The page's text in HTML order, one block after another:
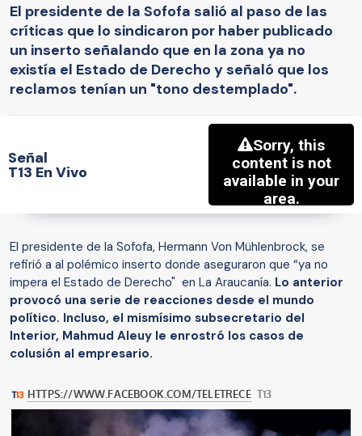
El presidente de la Sofofa salió al paso de las
críticas que lo sindicaron por haber publicado
un inserto señalando que en la zona ya no
existía el Estado de Derecho y señaló que los
reclamos tenían un "tono destemplado".
Señal
T13 En Vivo
El presidente de la Sofofa, Hermann Von Mühlenbrock, se
refirió a al polémico inserto donde aseguraron que “ya no
impera el Estado de Derecho" en La Araucanía. Lo anterior
provocó una serie de reacciones desde el mundo
político. Incluso, el mismísimo subsecretario del
Interior, Mahmud Aleuy le enrostró los casos de
colusión al empresario.